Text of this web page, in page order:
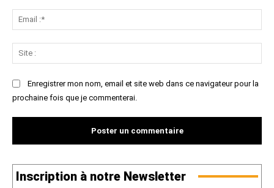
:*
:
Enregistrer mon nom, email et site web dans ce navigateur pour la
prochaine fois que je commenterai.
Inscription à notre Newsletter